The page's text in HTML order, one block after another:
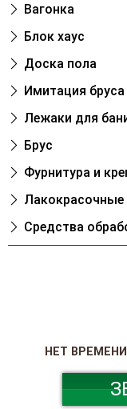
Вагонка
Блок хаус
Доска пола
Имитация бруса
Лежаки для
Брус
Фурнитура и
Cредства
НЕТ